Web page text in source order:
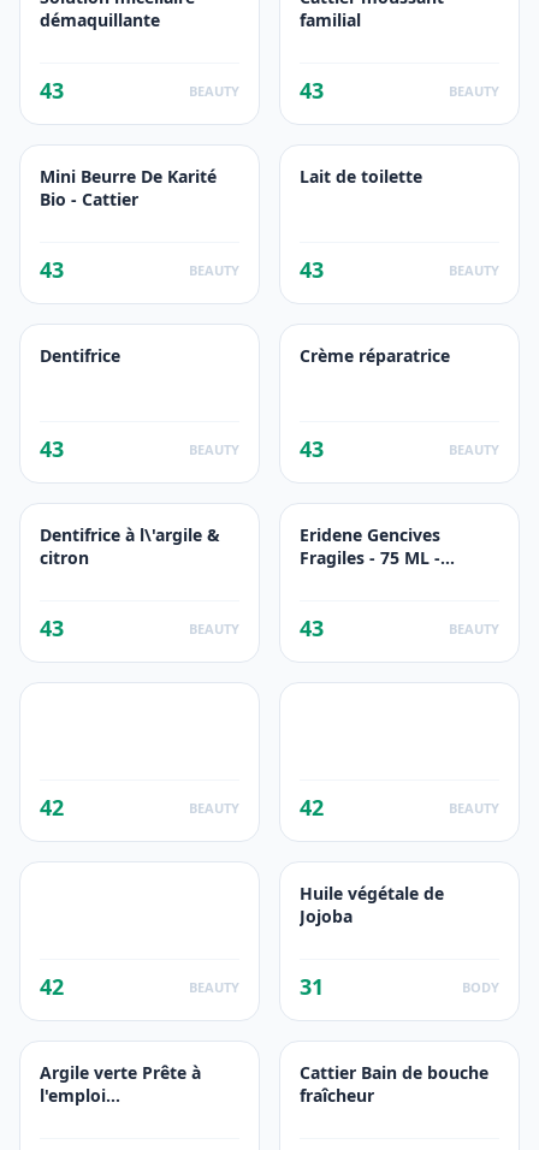
démaquillante
43 BEAUTY
familial
43 BEAUTY
Mini Beurre De Karité
Bio - Cattier
43 BEAUTY
Lait de toilette
43 BEAUTY
Dentifrice
43 BEAUTY
Crème réparatrice
43 BEAUTY
Dentifrice à l\'argile &
citron
43 BEAUTY
Eridene Gencives
Fragiles - 75 ML -
43 BEAUTY
42 BEAUTY 42 BEAUTY
42 BEAUTY
Huile végétale de
Jojoba
31 BODY
Argile verte Prête à
l'emploi
Cattier Bain de bouche
fraîcheur